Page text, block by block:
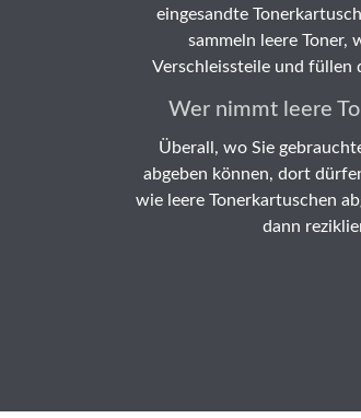
eingesandte
sammeln leere Toner,
Verschleissteile und füllen
Wer nimmt leere
Überall, wo Sie
abgeben können, dort
wie leere Tonerkartuschen
dann